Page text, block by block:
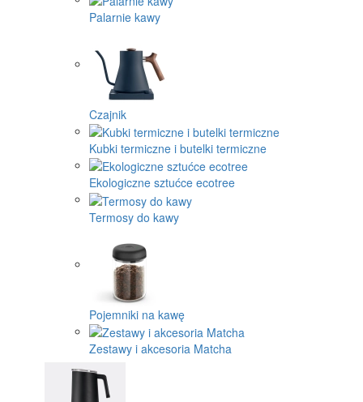
Palarnie kawy
Czajnik
Kubki termiczne i butelki termiczne
Ekologiczne sztućce ecotree
Termosy do kawy
Pojemniki na kawę
Zestawy i akcesoria Matcha